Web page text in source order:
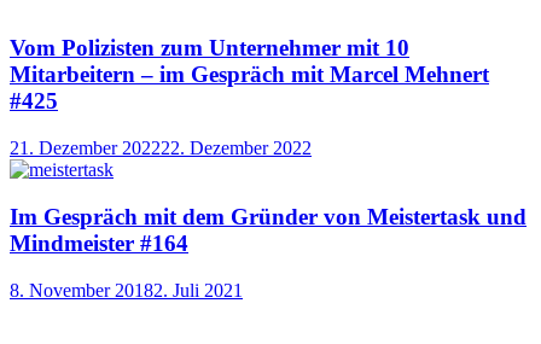
Vom Polizisten zum Unternehmer mit 10
Mitarbeitern – im Gespräch mit Marcel Mehnert
#425
21. Dezember 202222. Dezember 2022
Im Gespräch mit dem Gründer von Meistertask und
Mindmeister #164
8. November 20182. Juli 2021